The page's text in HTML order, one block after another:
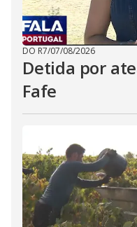
DO R7/07/08/2026
Detida por
Fafe